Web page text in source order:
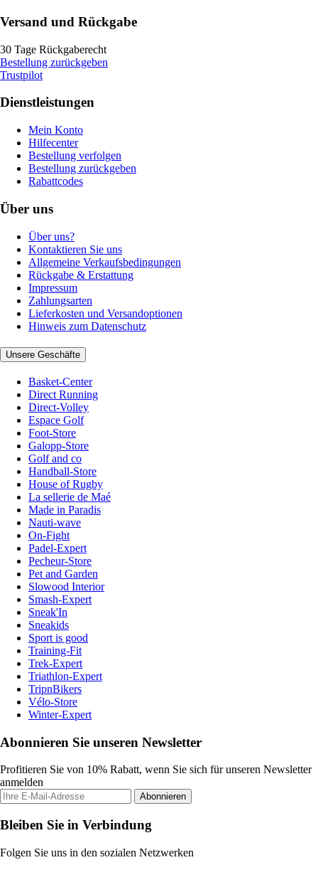
Versand und Rückgabe
30 Tage Rückgaberecht
Bestellung zurückgeben
Trustpilot
Dienstleistungen
Mein Konto
Hilfecenter
Bestellung verfolgen
Bestellung zurückgeben
Rabattcodes
Über uns
Über uns?
Kontaktieren Sie uns
Allgemeine Verkaufsbedingungen
Rückgabe & Erstattung
Impressum
Zahlungsarten
Lieferkosten und Versandoptionen
Hinweis zum Datenschutz
Unsere Geschäfte
Basket-Center
Direct Running
Direct-Volley
Espace Golf
Foot-Store
Galopp-Store
Golf and co
Handball-Store
House of Rugby
La sellerie de Maé
Made in Paradis
Nauti-wave
On-Fight
Padel-Expert
Pecheur-Store
Pet and Garden
Slowood Interior
Smash-Expert
Sneak'In
Sneakids
Sport is good
Training-Fit
Trek-Expert
Triathlon-Expert
TripnBikers
Vélo-Store
Winter-Expert
Abonnieren Sie unseren Newsletter
Profitieren Sie von 10% Rabatt, wenn Sie sich für unseren Newsletter
anmelden
Abonnieren
Bleiben Sie in Verbindung
Folgen Sie uns in den sozialen Netzwerken